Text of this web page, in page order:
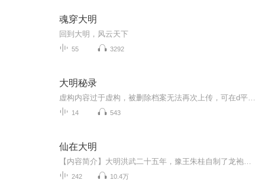
魂穿大明
回到大明，风云天下
55 3292
大明秘录
14 543
仙在大明
242 10.4万